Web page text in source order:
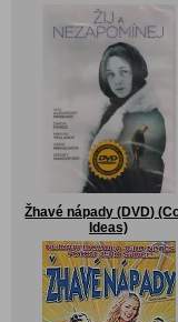
Žhavé nápady (DVD)
Ideas)